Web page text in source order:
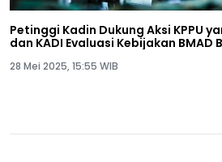
Petinggi Kadin Dukung Aksi KPPU
dan KADI Evaluasi Kebijakan BMAD
28 Mei 2025, 15:55 WIB